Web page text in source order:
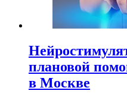
плановой
в Москве